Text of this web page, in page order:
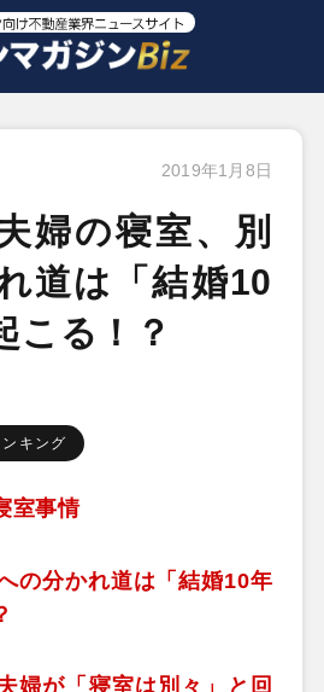
2019年1月8日
婦の寝室、別
道は「結婚10
こる！？
キング
室事情
の分かれ道は「結婚10年
婦が「寝室は別々」と回